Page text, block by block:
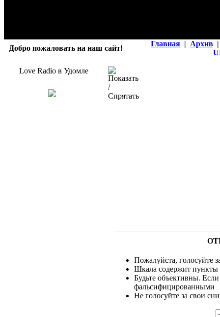
Добро пожаловать на наш сайт!
Главная | Архив |
Love Radio в Удомле
Пожалуйста, голосуйте
Шкала содержит пункты
Будьте объективны.
фальсифицированными
Не голосуйте за свои